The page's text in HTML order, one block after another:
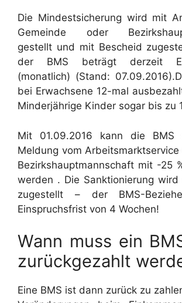
Die Mindestsicherung wird mit
Gemeinde oder
gestellt und mit Bescheid
der BMS beträgt derzeit
(monatlich) (Stand:
bei Erwachsene 12-mal
Minderjährige Kinder sogar bis zu
Mit 01.09.2016 kann die BMS
Meldung vom
Bezirkshauptmannschaft mit -25
werden . Die Sanktionierung wird
zugestellt – der BMS-
Einspruchsfrist von 4 Wochen!
Wann muss ein
zurückgezahlt
Eine BMS ist dann zurück zu